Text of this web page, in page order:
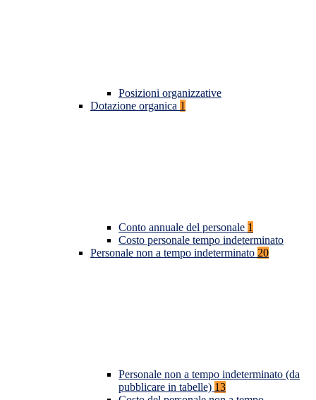
Posizioni organizzative
Dotazione organica 1
Conto annuale del personale 1
Costo personale tempo indeterminato
Personale non a tempo indeterminato 20
Personale non a tempo indeterminato (da
pubblicare in tabelle) 13